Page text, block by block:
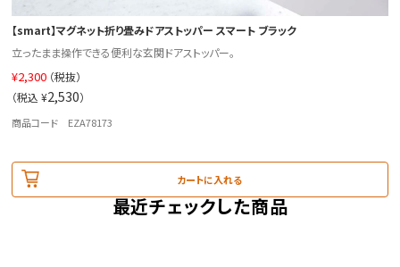
【smart】マグネット折り畳みドアストッパー スマート ブラック
立ったまま操作できる便利な玄関ドアストッパー。
¥2,300 （税抜）
（税込 ¥2,530）
商品コード EZA78173
カートに入れる
最近チェックした商品